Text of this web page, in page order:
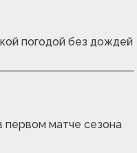
погодой без дождей
первом матче сезона